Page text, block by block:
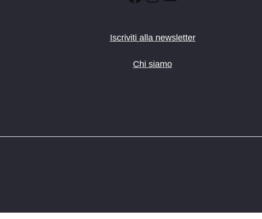
Iscriviti alla newsletter
Chi siamo